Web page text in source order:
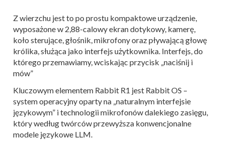
Z wierzchu jest to po prostu kompaktowe urządzenie,
wyposażone w 2,88-calowy ekran dotykowy, kamerę,
koło sterujące, głośnik, mikrofony oraz pływającą głowę
królika, służąca jako interfejs użytkownika. Interfejs, do
którego przemawiamy, wciskając przycisk „naciśnij i
mów”
Kluczowym elementem Rabbit R1 jest Rabbit OS –
system operacyjny oparty na „naturalnym interfejsie
językowym” i technologii mikrofonów dalekiego zasięgu,
który według twórców przewyższa konwencjonalne
modele językowe LLM.